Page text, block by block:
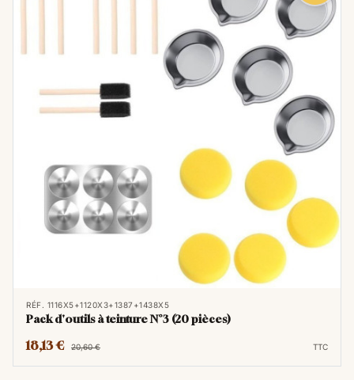
RÉF. 1116X5+1120X3+1387+1438X5
Pack d'outils à teinture N°3 (20 pièces)
18,13 € 20,60 € TTC